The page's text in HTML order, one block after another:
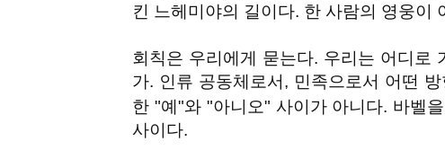
킨 느헤미야의 길이다. 한 사람의 영웅이
회칙은 우리에게 묻는다. 우리는 어디로
가. 인류 공동체로서, 민족으로서 어떤
한 "예"와 "아니오" 사이가 아니다. 바벨
사이다.